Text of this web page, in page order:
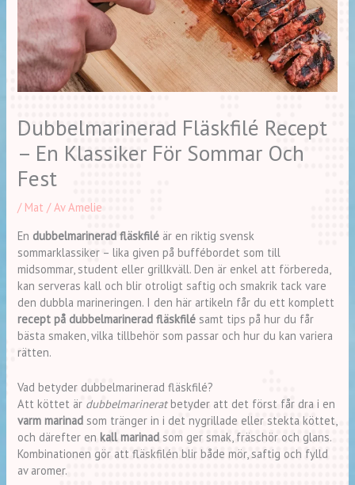
Dubbelmarinerad Fläskfilé Recept
– En Klassiker För Sommar Och
Fest
/ Mat / AvAmelie
En dubbelmarinerad fläskfilé är en riktig svensk
sommarklassiker – lika given på buffébordet som till
midsommar, student eller grillkväll. Den är enkel att förbereda,
kan serveras kall och blir otroligt saftig och smakrik tack vare
den dubbla marineringen. I den här artikeln får du ett komplett
recept på dubbelmarinerad fläskfilé samt tips på hur du får
bästa smaken, vilka tillbehör som passar och hur du kan variera
rätten.
Vad betyder dubbelmarinerad fläskfilé?
Att köttet är dubbelmarineratbetyder att det först får dra i en
varm marinad som tränger in i det nygrillade eller stekta köttet,
och därefter enkall marinad som ger smak, fräschör och glans.
Kombinationen gör att fläskfilén blir både mör, saftig och fylld
av aromer.